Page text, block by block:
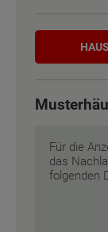
Für die
das
folgenden